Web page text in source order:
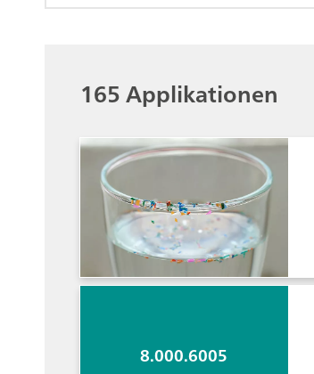
165 Applikationen
8.000.6005